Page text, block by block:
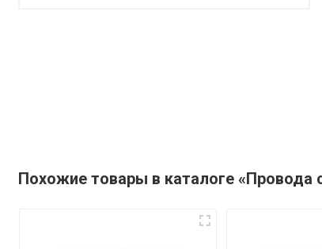
Похожие товары в каталоге «Провода